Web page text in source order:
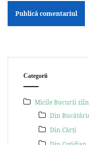
Categorii
Micile Bucurii
Din
Din Cărți